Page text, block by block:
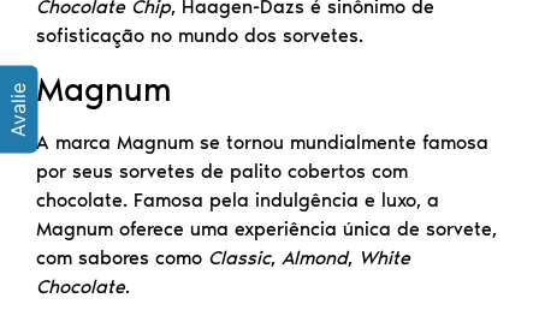
Chocolate Chip, Haagen-Dazs é sinônimo de
sofisticação no mundo dos sorvetes.
Magnum
A marca Magnum se tornou mundialmente famosa
por seus sorvetes de palito cobertos com
chocolate. Famosa pela indulgência e luxo, a
Magnum oferece uma experiência única de sorvete,
com sabores como Classic, Almond, White
Chocolate.